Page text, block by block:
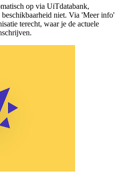
op via UiTdatabank,
niet. Via 'Meer info'
terecht, waar je de actuele